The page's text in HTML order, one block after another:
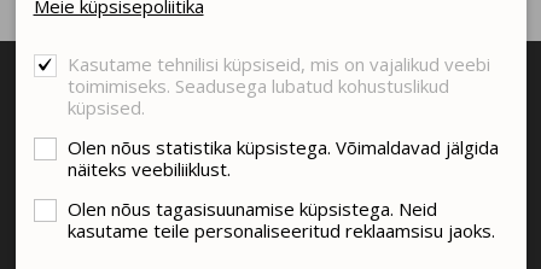
Meie küpsisepoliitika
Kasutame tehnilisi küpsiseid, mis on vajalikud veebi
toimimiseks. Seadusega lubatud kohustuslikud
küpsised.
Olen nõus statistika küpsistega. Võimaldavad jälgida
näiteks veebiliiklust.
Olen nõus tagasisuunamise küpsistega. Neid
kasutame teile personaliseeritud reklaamsisu jaoks.